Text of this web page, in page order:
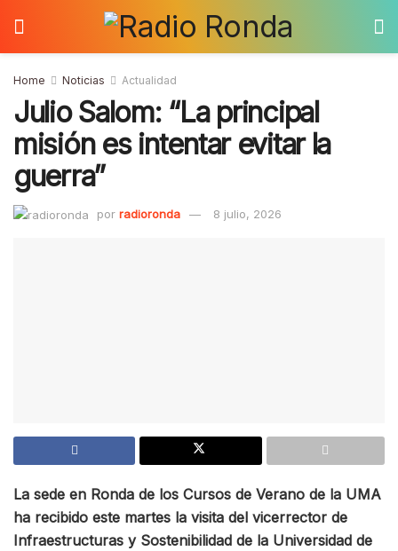
Home Noticias Actualidad
Julio Salom: “La principal
misión es intentar evitar la
guerra”
por radioronda 8 julio, 2026
La sede en Ronda de los Cursos de Verano de la UMA
ha recibido este martes la visita del vicerrector de
Infraestructuras y Sostenibilidad de la Universidad de